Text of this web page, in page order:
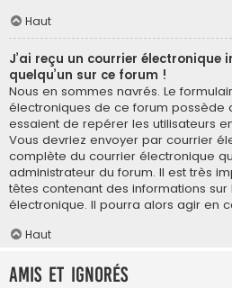
Haut
J’ai reçu un courrier électronique
quelqu’un sur ce forum !
Nous en sommes navrés. Le
électroniques de ce forum possède
essaient de repérer les utilisateurs
Vous devriez envoyer par courrier
complète du courrier électronique
administrateur du forum. Il est très
têtes contenant des informations sur
électronique. Il pourra alors agir en
Haut
Amis et ignorés